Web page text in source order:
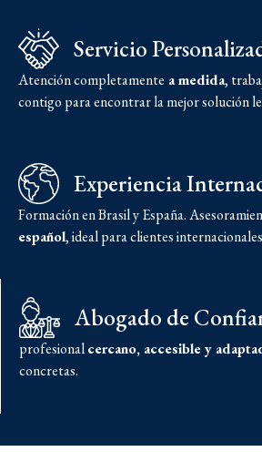
Servicio
Atención completamente a medida,
contigo para encontrar la mejor solución
Experiencia
Formación en Brasil y España.
español, ideal para clientes
Abogado de
profesionalcercano, accesible y
concretas.